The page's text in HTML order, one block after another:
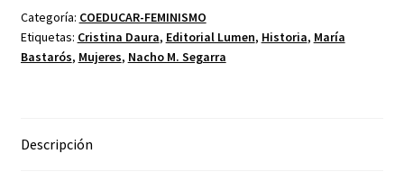
Categoría: COEDUCAR-FEMINISMO
Etiquetas: Cristina Daura, Editorial Lumen, Historia, María
Bastarós, Mujeres, Nacho M. Segarra
Descripción